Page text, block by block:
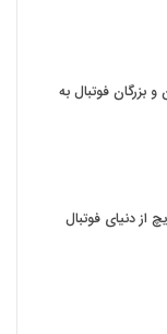
و بزرگان فوتبال به
از دنیای فوتبال